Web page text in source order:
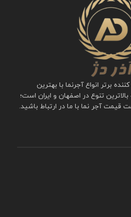
برتر انواع آجرنما با بهترین
تنوع در اصفهان و ایران است؛
آجر نما با ما در ارتباط باشید.